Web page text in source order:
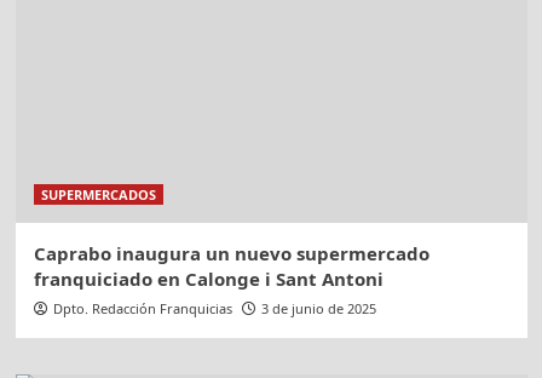
SUPERMERCADOS
Caprabo inaugura un nuevo supermercado
franquiciado en Calonge i Sant Antoni
Dpto. Redacción Franquicias 3 de junio de 2025